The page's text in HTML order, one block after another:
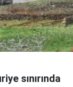
sınırında